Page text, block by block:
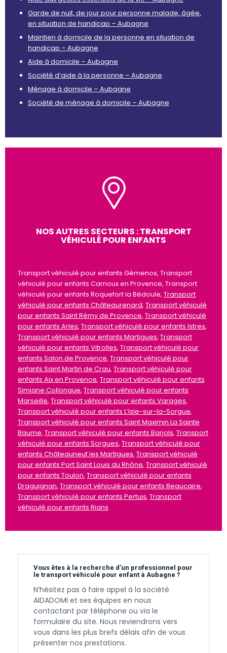
Garde de nuit, de jour pour personne malade, âgée,
en situation de handicap – Aubagne
Maintien à domicile de la personne en situation de
handicap – Aubagne
Aide à domicile – Aubagne
Société d’aide à la personne – Aubagne
Ménage à domicile – Aubagne
Société de ménage à domicile – Aubagne
NOS AUTRES SECTEURS : TRANSPORT
VÉHICULÉ POUR ENFANTS
Transport véhiculé pour enfants Gémenos, Transport
véhiculé pour enfants Carnoux en Provence, Transport
véhiculé pour enfants Roquefort la Bédoule, Transport
véhiculé pour enfants Châteaurenard, Transport véhiculé
pour enfants Saint Rémy de Provence, Transport véhiculé
pour enfants Arles, Transport véhiculé pour enfants Istres,
Transport véhiculé pour enfants Martigues, Transport
véhiculé pour enfants Vitrolles, Transport véhiculé pour
enfants Salon de Provence, Transport véhiculé pour
enfants Saint Martin de Crau, Transport véhiculé pour
enfants Aix en Provence, Transport véhiculé pour enfants
Simiane Collongue, Transport véhiculé pour enfants
Marseille, Transport véhiculé pour enfants Varages,
Transport véhiculé pour enfants L’Isle-sur-la-Sorgue,
Transport véhiculé pour enfants Saint Maximin La Sainte
Baume, Transport véhiculé pour enfants Barjols, Transport
véhiculé pour enfants Sorgues, Transport véhiculé pour
enfants Châteauneuf les Martigues, Transport véhiculé
pour enfants Port Saint Louis du Rhône, Transport véhiculé
pour enfants Toulon, Transport véhiculé pour enfants
Draguignan, Transport véhiculé pour enfants Beaucaire,
Transport véhiculé pour enfants Pertuis, Transport
véhiculé pour enfants Rians
Vous êtes à la recherche d’un professionnel pour
le transport véhiculé pour enfant à Aubagne ?
N’hésitez pas à faire appel à la société
AIDADOMI et ses équipes en nous
contactant par téléphone ou via le
formulaire du site. Nous reviendrons vers
vous dans les plus brefs délais afin de vous
présenter nos prestations.